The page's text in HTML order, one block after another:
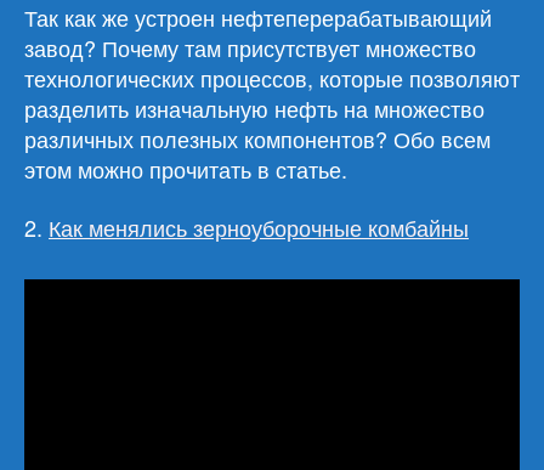
Так как же устроен нефтеперерабатывающий
завод? Почему там присутствует множество
технологических процессов, которые позволяют
разделить изначальную нефть на множество
различных полезных компонентов? Обо всем
этом можно прочитать в статье.
2. Как менялись зерноуборочные комбайны